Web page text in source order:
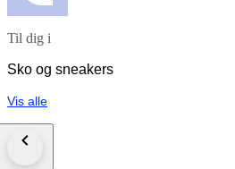
Til dig i
Sko og sneakers
Vis alle